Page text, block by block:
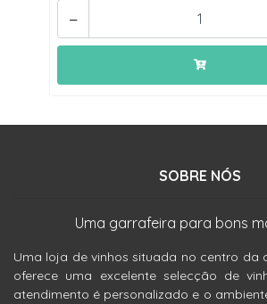
-
SOBRE NÓS
Uma garrafeira para bons
Uma loja de vinhos situada no centro da
oferece uma excelente selecção de
atendimento é personalizado e o